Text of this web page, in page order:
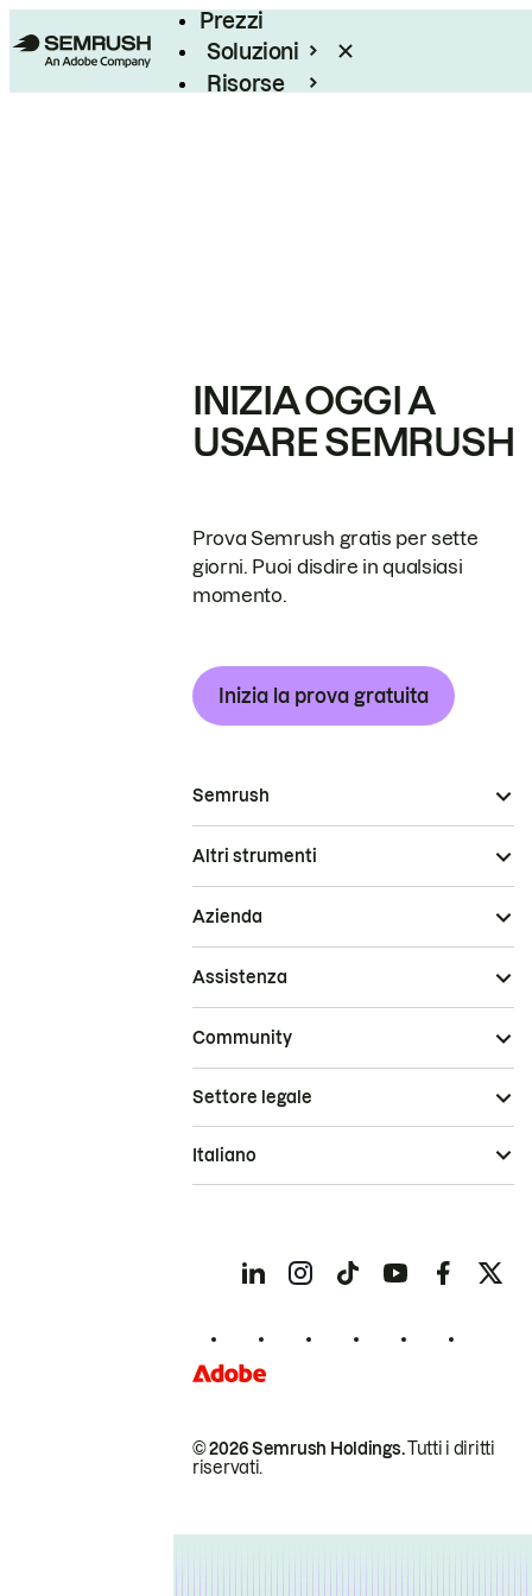
Prezzi
Soluzioni
Risorse
INIZIA OGGI A
USARE SEMRUSH
Prova Semrush gratis per sette
giorni. Puoi disdire in qualsiasi
momento.
Inizia la prova gratuita
Semrush
Altri strumenti
Azienda
Assistenza
Community
© 2026 Semrush Holdings.Tutti i diritti
riservati.
Settore legale
Italiano